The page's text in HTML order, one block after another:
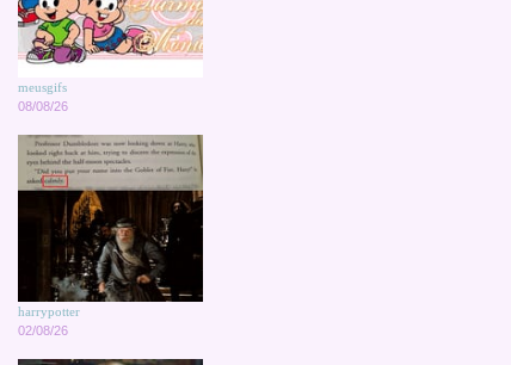
meusgifs
08/08/26
harrypotter
02/08/26